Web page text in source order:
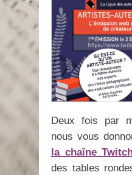
Deux fois par
nous vous
la chaîne
des tables